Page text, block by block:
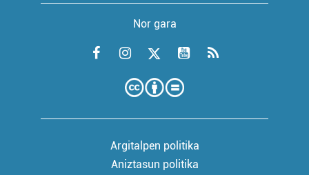
Nor gara
Argitalpen politika
Aniztasun politika